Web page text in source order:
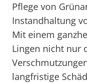
Pflege von
Instandhaltung
Mit einem
Lingen nicht nur
langfristige